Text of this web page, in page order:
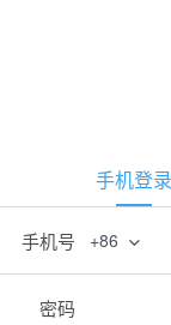
手机登录
手机号 +86
密码